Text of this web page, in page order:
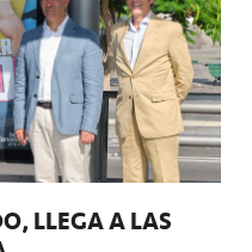
LLEGA A LAS